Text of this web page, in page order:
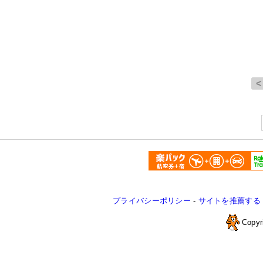
プライバシーポリシー - サイトを推薦する